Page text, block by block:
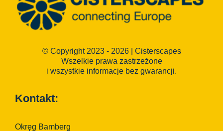
© Copyright 2023 - 2026 | Cisterscapes
Wszelkie prawa zastrzeżone
i wszystkie informacje bez gwarancji.
Kontakt:
Okręg Bamberg